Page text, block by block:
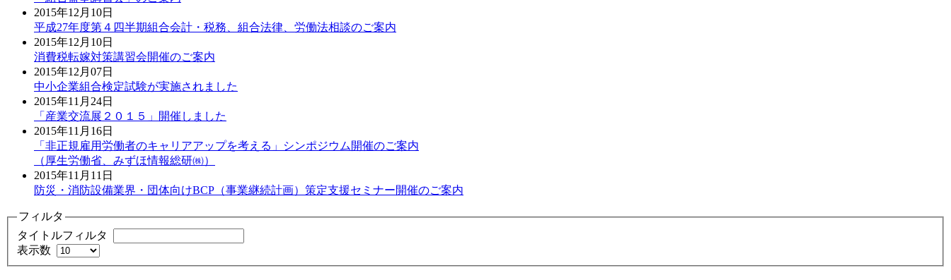
2015年12月10日
平成27年度第４四半期組合会計・税務、組合法律、労働法相談のご案内
2015年12月10日
消費税転嫁対策講習会開催のご案内
2015年12月07日
中小企業組合検定試験が実施されました
2015年11月24日
「産業交流展２０１５」開催しました
2015年11月16日
「非正規雇用労働者のキャリアアップを考える」シンポジウム開催のご案内
（厚生労働省、みずほ情報総研㈱）
2015年11月11日
防災・消防設備業界・団体向けBCP（事業継続計画）策定支援セミナー開催のご案内
フィルタ
タイトルフィルタ
表示数